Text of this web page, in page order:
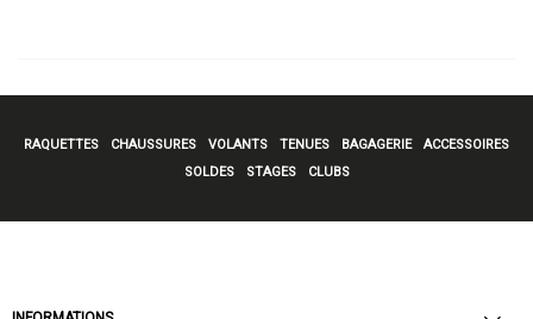
RAQUETTES CHAUSSURES VOLANTS TENUES BAGAGERIE
ACCESSOIRES
SOLDES
STAGES CLUBS